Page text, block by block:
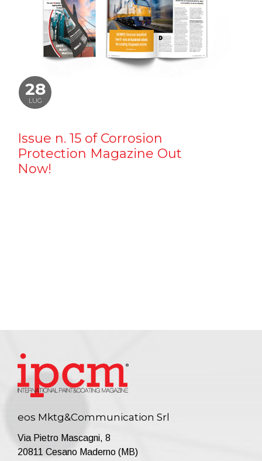
28
LUG
Issue n. 15 of Corrosion
Protection Magazine Out
Now!
eos Mktg&Communication Srl
Via Pietro Mascagni, 8
20811 Cesano Maderno (MB)